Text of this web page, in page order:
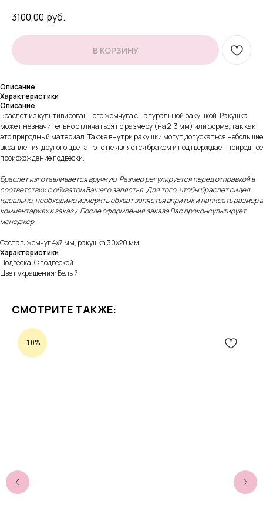
3100,00 руб.
В КОРЗИНУ
Описание
Характеристики
Описание
Браслет из культивированного жемчуга с натуральной ракушкой. Ракушка
может незначительно отличаться по размеру (на 2-3 мм) или форме, так как
это природный материал. Также внутри ракушки могут допускаться небольшие
вкрапления другого цвета - это не является браком и подтверждает природное
происхождение подвески.
Браслет изготавливается вручную. Размер регулируется перед отправкой в
соответствии с обхватом Вашего запястья. Для того, чтобы браслет сидел
идеально, необходимо измерить обхват запястья впритык и написать размер в
комментариях к заказу. После оформления заказа Вас проконсультирует
менеджер.
Состав: жемчуг 4х7 мм, ракушка 30х20 мм
Характеристики
Подвеска: С подвеской
Цвет украшения: Белый
СМОТРИТЕ ТАКЖЕ:
-10%